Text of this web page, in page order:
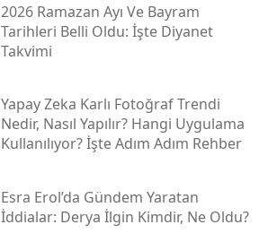
2026 Ramazan Ayı Ve Bayram
Tarihleri Belli Oldu: İşte Diyanet
Takvimi
Yapay Zeka Karlı Fotoğraf Trendi
Nedir, Nasıl Yapılır? Hangi Uygulama
Kullanılıyor? İşte Adım Adım Rehber
Esra Erol’da Gündem Yaratan
İddialar: Derya İlgin Kimdir, Ne Oldu?